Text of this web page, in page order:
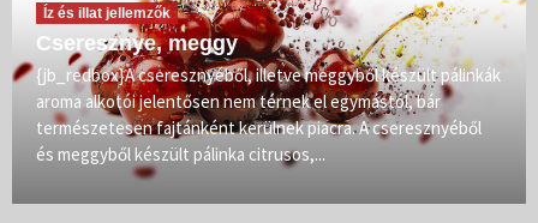
Íz és illat jellemzők
Cseresznye, meggy
{jb_redbox}A cseresznyéből, illetve meggyből készült pálinkák
aroma alkotói jelentősen nem térnek el egymástól, bár
természetesen fajtánként kerülnek piacra. A cseresznyéből
és meggyből készült pálinka citrusos,...